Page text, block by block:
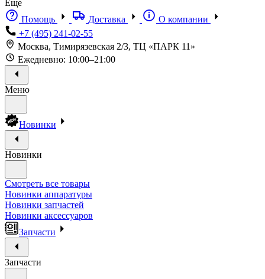
Еще
Помощь
Доставка
О компании
+7 (495) 241-02-55
Москва, Тимирязевская 2/3, ТЦ «ПАРК 11»
Ежедневно: 10:00–21:00
Меню
Новинки
Новинки
Смотреть все товары
Новинки аппаратуры
Новинки запчастей
Новинки аксессуаров
Запчасти
Запчасти